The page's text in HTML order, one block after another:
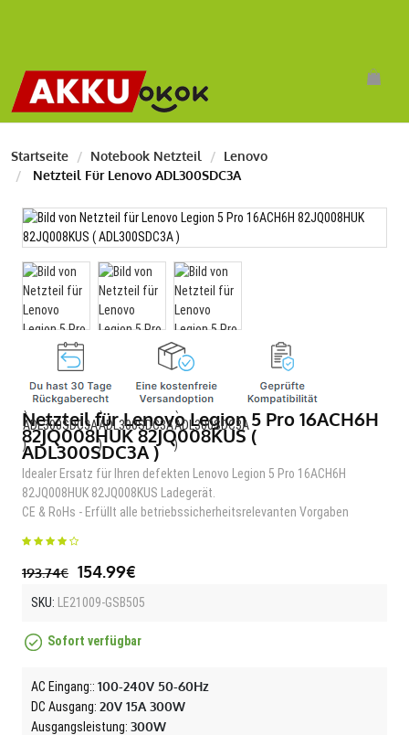
Startseite Notebook Netzteil
Lenovo
Netzteil Für Lenovo ADL300SDC3A
Netzteil für Lenovo Legion 5 Pro 16ACH6H
82JQ008HUK 82JQ008KUS (
ADL300SDC3A )
Idealer Ersatz für Ihren defekten Lenovo Legion 5 Pro 16ACH6H
82JQ008HUK 82JQ008KUS Ladegerät.
CE & RoHs - Erfüllt alle betriebssicherheitsrelevanten Vorgaben
193.74€ 154.99€
SKU: LE21009-GSB505
Sofort verfügbar
AC Eingang:: 100-240V 50-60Hz
DC Ausgang: 20V 15A 300W
Ausgangsleistung: 300W